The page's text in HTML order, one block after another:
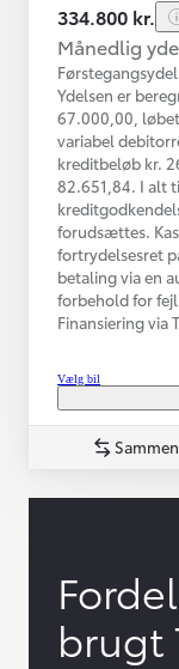
334.800 kr.
Månedlig
Ydelsen er
67.000,00,
variabel
kreditbeløb kr.
82.651,84. I alt
forudsættes.
fortrydelsesret
betaling via en
forbehold for
Finansiering via
Vælg bil
brugt